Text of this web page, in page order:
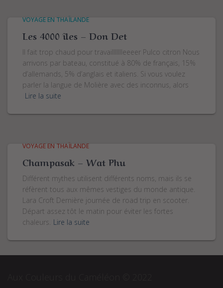
VOYAGE EN THAÏLANDE
Les 4000 îles – Don Det
Il fait trop chaud pour travaillllllleeeer Pulco citron Nous
arrivons par bateau, constitué à 80% de français, 15%
d’allemands, 5% d’anglais et italiens. Si vous voulez
parler la langue de Molière avec des inconnus, alors
Lire la suite
VOYAGE EN THAÏLANDE
Champasak – Wat Phu
Différent mythes utilisent différents noms, mais ils se
réfèrent tous aux mêmes vestiges du monde antique.
Lara Croft Dernière journée de road trip en scooter.
Départ assez tôt le matin pour éviter les fortes
chaleurs. Lire la suite